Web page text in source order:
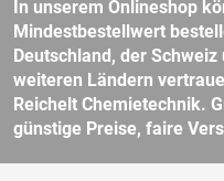
In unserem Onlineshop
Mindestbestellwert
Deutschland, der
weiteren Ländern
Reichelt Chemietechnik.
günstige Preise, faire